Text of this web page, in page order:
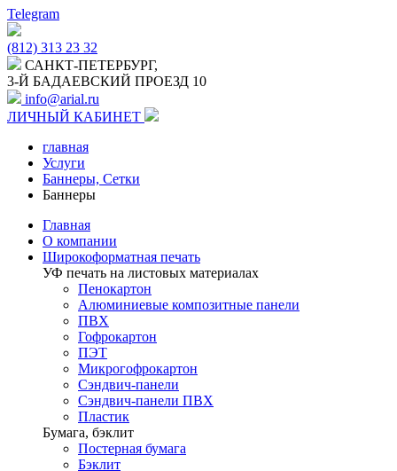
Telegram
(812) 313 23 32
САНКТ-ПЕТЕРБУРГ,
3-Й БАДАЕВСКИЙ ПРОЕЗД 10
info@arial.ru
ЛИЧНЫЙ КАБИНЕТ
главная
Услуги
Баннеры, Сетки
Баннеры
Главная
О компании
Широкоформатная печать
УФ печать на листовых материалах
Пенокартон
Алюминиевые композитные панели
ПВХ
Гофрокартон
ПЭТ
Микрогофрокартон
Сэндвич-панели
Сэндвич-панели ПВХ
Пластик
Бумага, бэклит
Постерная бумага
Бэклит